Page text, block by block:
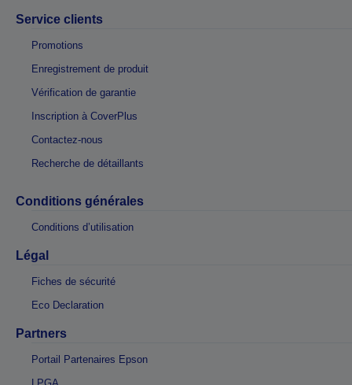
Service clients
Promotions
Enregistrement de produit
Vérification de garantie
Inscription à CoverPlus
Contactez-nous
Recherche de détaillants
Conditions générales
Conditions d’utilisation
Légal
Fiches de sécurité
Eco Declaration
Partners
Portail Partenaires Epson